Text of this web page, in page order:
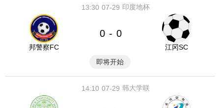
07-29
13:30 印度地杯
邦警察FC
0 - 0
江冈SC
即将开始
07-29
14:10 韩大学联